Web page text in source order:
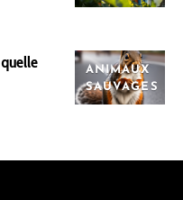
ANIMAUX
SAUVAGES